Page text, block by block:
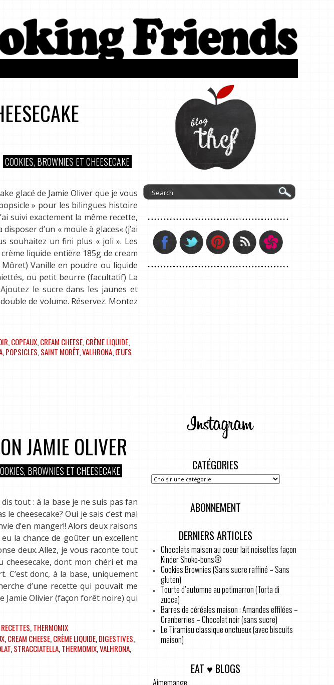
COOKIES, BROWNIES ET CHEESECAKE
glacé de Jamie Oliver que je vous
» pour les bilingues histoire
suivi exactement la même recette,
d’un « moule à glaces« (j’ai
souhaitez un fini plus « joli ». Les
liquide entière 185g de cream
Vanille en poudre ou liquide
ou petit beurre (facultatif) La
le sucre dans les jaunes et
de volume. Réservez. Montez
,COPEAUX,CREAM CHEESE,CRÈME LIQUIDE,
,POPSICLES,SAINT MORÊT,VALHRONA,ŒUFS
JAMIE OLIVER
BROWNIES ET CHEESECAKE
tout : à la base je ne suis pas fan
cheesecake? Oui je sais c’est mal
d’en manger!! Alors deux raisons
la chance de goûter un excellent
deux..Allez, je vous raconte tout
cheesecake, dont mon chéri et ma
C’est donc, à la base, uniquement
d’une recette qui pouvait me
Jamie Olivier (façon forêt noire) qui
RECETTES,THERMOMIX
,CREAM CHEESE,CRÈME LIQUIDE,DIGESTIVES,
,STRACCIATELLA,THERMOMIX,VALHRONA,
CATÉGORIES
ABONNEMENT
DERNIERS ARTICLES
Chocolats maison au coeur lait noisettes façon
Kinder Shoko-bons®
Cookies Brownies (Sans sucre raffiné – Sans
gluten)
Tourte d’automne au potimarron (Torta di
zucca)
Barres de céréales maison : Amandes effilées –
Cranberries – Chocolat noir (sans sucre)
Le Tiramisu classique onctueux (avec biscuits
maison)
EAT ♥ BLOGS
Aimemange